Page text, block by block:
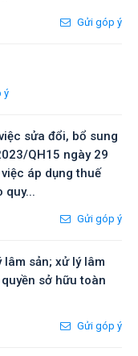
Gửi góp ý
ý
sửa đổi, bổ sung
QH15 ngày 29
áp dụng thuế
quy...
Gửi góp ý
lâm sản; xử lý lâm
sở hữu toàn
Gửi góp ý